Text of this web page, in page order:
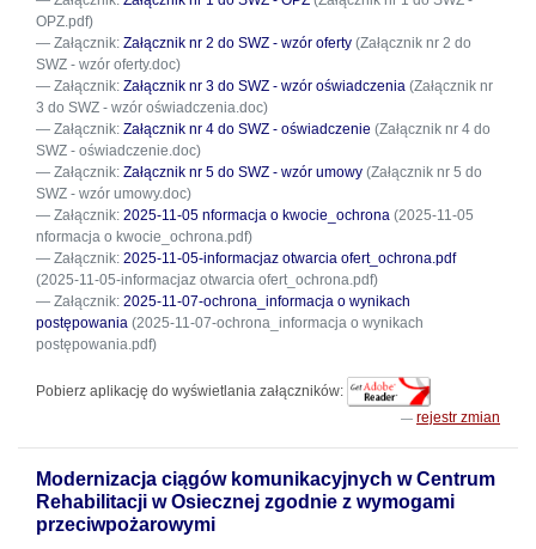
OPZ.pdf)
Załącznik: Załącznik nr 2 do SWZ - wzór oferty (Załącznik nr 2 do
SWZ - wzór oferty.doc)
Załącznik: Załącznik nr 3 do SWZ - wzór oświadczenia (Załącznik nr
3 do SWZ - wzór oświadczenia.doc)
Załącznik: Załącznik nr 4 do SWZ - oświadczenie (Załącznik nr 4 do
SWZ - oświadczenie.doc)
Załącznik: Załącznik nr 5 do SWZ - wzór umowy (Załącznik nr 5 do
SWZ - wzór umowy.doc)
Załącznik: 2025-11-05 nformacja o kwocie_ochrona (2025-11-05
nformacja o kwocie_ochrona.pdf)
Załącznik: 2025-11-05-informacjaz otwarcia ofert_ochrona.pdf
(2025-11-05-informacjaz otwarcia ofert_ochrona.pdf)
Załącznik: 2025-11-07-ochrona_informacja o wynikach
postępowania (2025-11-07-ochrona_informacja o wynikach
postępowania.pdf)
Pobierz aplikację do wyświetlania załączników:
rejestr zmian
Modernizacja ciągów komunikacyjnych w Centrum
Rehabilitacji w Osiecznej zgodnie z wymogami
przeciwpożarowymi